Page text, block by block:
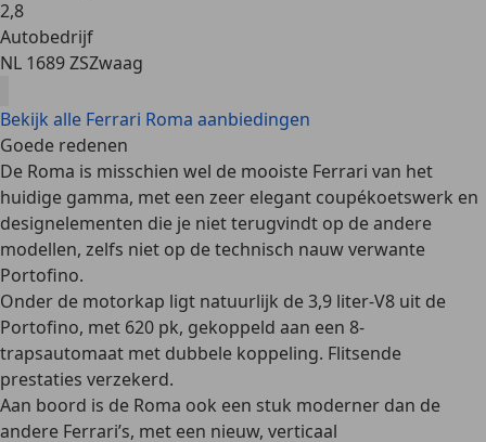
2,8
Autobedrijf
NL 1689 ZSZwaag
Bekijk alle Ferrari Roma aanbiedingen
Goede redenen
De Roma is misschien wel de mooiste Ferrari van het
huidige gamma, met een zeer elegant coupékoetswerk en
designelementen die je niet terugvindt op de andere
modellen, zelfs niet op de technisch nauw verwante
Portofino.
Onder de motorkap ligt natuurlijk de 3,9 liter-V8 uit de
Portofino, met 620 pk, gekoppeld aan een 8-
trapsautomaat met dubbele koppeling. Flitsende
prestaties verzekerd.
Aan boord is de Roma ook een stuk moderner dan de
andere Ferrari’s, met een nieuw, verticaal